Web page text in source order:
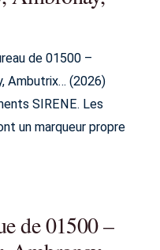
de 01500 –
Ambutrix… (2026)
SIRENE. Les
un marqueur propre
de 01500 –